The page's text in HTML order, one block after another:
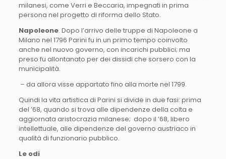
milanesi, come Verri e Beccaria, impegnati in prima
persona nel progetto di riforma dello Stato.
Napoleone. Dopo l’arrivo delle truppe di Napoleone a
Milano nel 1796 Parini fu in un primo tempo coinvolto
anche nel nuovo governo, con incarichi pubblici; ma
preso fu allontanato per dei dissidi che sorsero con la
municipalità.
– da allora visse appartato fino alla morte nel 1799.
Quindi la vita artistica di Parini si divide in due fasi: prima
del ’68, quando si trova alle dipendenze della colta e
aggiornata aristocrazia milanese; dopo il ’68, libero
intellettuale, alle dipendenze del governo austriaco in
qualità di funzionario pubblico.
Le odi